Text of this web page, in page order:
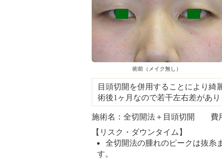
術前（メイク無し）
目頭切開を併用することにより綺
術後1ヶ月なので若干左右差があ
施術名：全切開法＋目頭切開 費
【リスク・ダウンタイム】
全切開法の腫れのピークは抜糸
す。